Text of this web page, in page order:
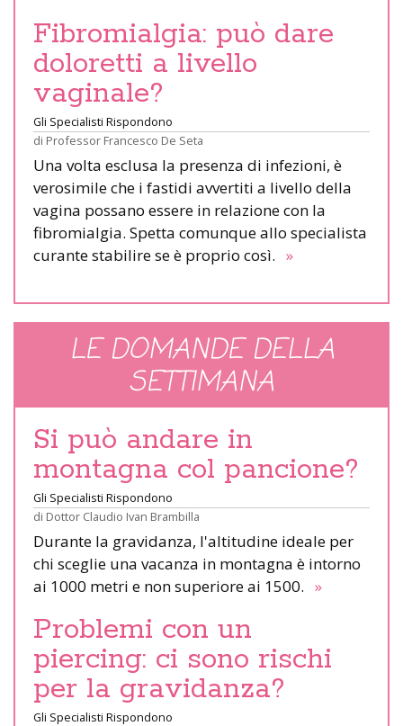
Fibromialgia: può dare
doloretti a livello
vaginale?
Gli Specialisti Rispondono
di Professor Francesco De Seta
Una volta esclusa la presenza di infezioni, è
verosimile che i fastidi avvertiti a livello della
vagina possano essere in relazione con la
fibromialgia. Spetta comunque allo specialista
curante stabilire se è proprio così. »
LE DOMANDE DELLA
SETTIMANA
Si può andare in
montagna col pancione?
Gli Specialisti Rispondono
di Dottor Claudio Ivan Brambilla
Durante la gravidanza, l'altitudine ideale per
chi sceglie una vacanza in montagna è intorno
ai 1000 metri e non superiore ai 1500. »
Problemi con un
piercing: ci sono rischi
per la gravidanza?
Gli Specialisti Rispondono